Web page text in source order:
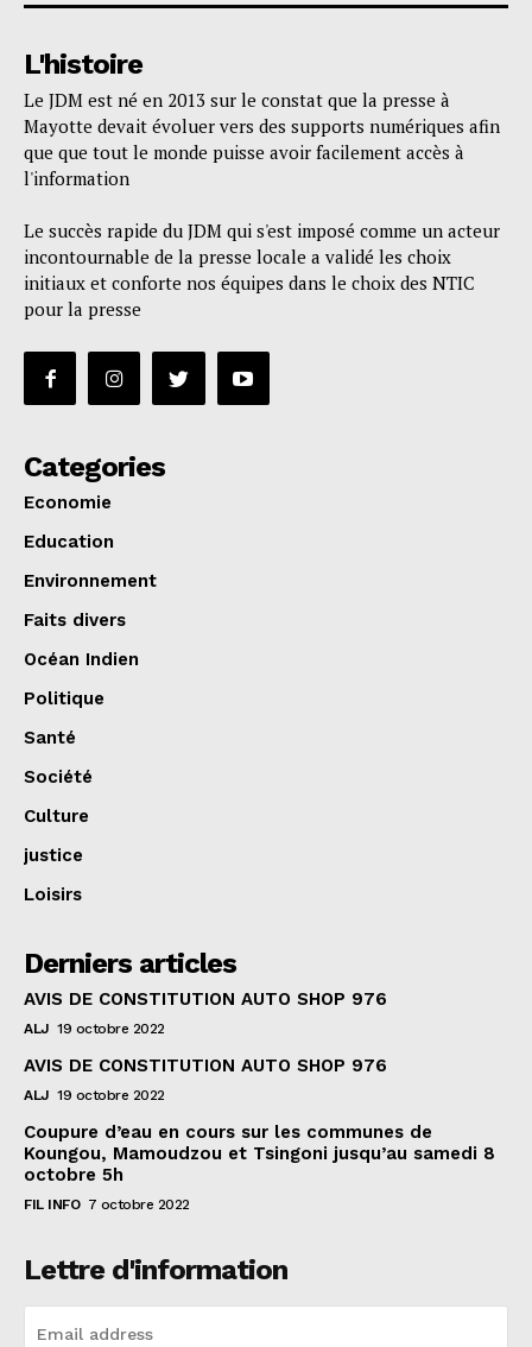
L'histoire
Le JDM est né en 2013 sur le constat que la presse à
Mayotte devait évoluer vers des supports numériques afin
que que tout le monde puisse avoir facilement accès à
l'information
Le succès rapide du JDM qui s'est imposé comme un acteur
incontournable de la presse locale a validé les choix
initiaux et conforte nos équipes dans le choix des NTIC
pour la presse
Categories
Economie
Education
Environnement
Faits divers
Océan Indien
Politique
Santé
Société
Culture
justice
Loisirs
Derniers articles
AVIS DE CONSTITUTION AUTO SHOP 976
ALJ 19 octobre 2022
AVIS DE CONSTITUTION AUTO SHOP 976
ALJ 19 octobre 2022
Coupure d’eau en cours sur les communes de
Koungou, Mamoudzou et Tsingoni jusqu’au samedi 8
octobre 5h
FIL INFO 7 octobre 2022
Lettre d'information